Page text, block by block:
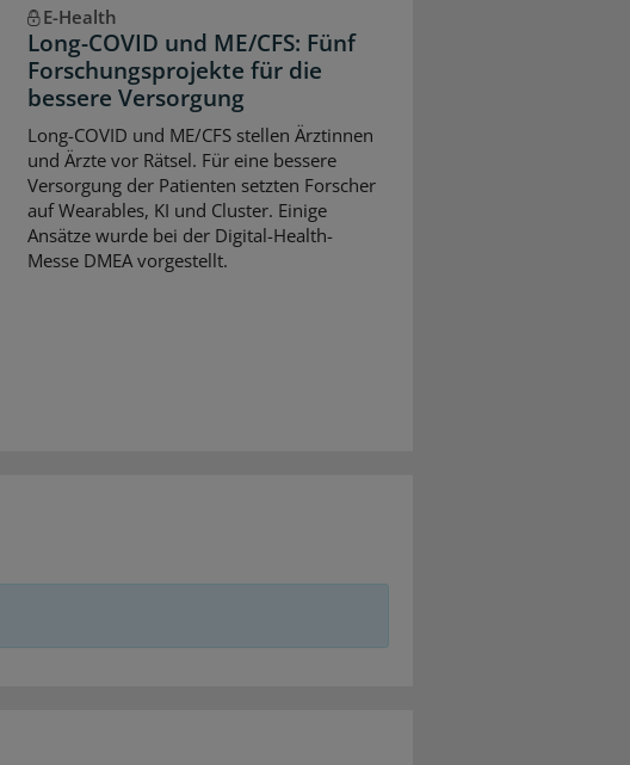
E-Health
Long-COVID und ME/CFS: Fünf
Forschungsprojekte für die
bessere Versorgung
Long-COVID und ME/CFS stellen Ärztinnen
und Ärzte vor Rätsel. Für eine bessere
Versorgung der Patienten setzten Forscher
auf Wearables, KI und Cluster. Einige
Ansätze wurde bei der Digital-Health-
Messe DMEA vorgestellt.